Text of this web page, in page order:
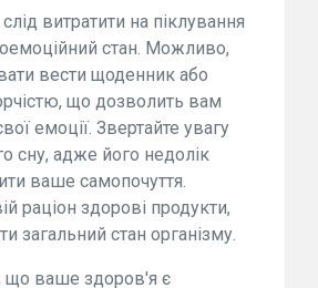
витратити на піклування
стан. Можливо,
вести щоденник або
що дозволить вам
емоції. Звертайте увагу
сну, адже його недолік
ваше самопочуття.
раціон здорові продукти,
загальний стан організму.
що ваше здоров'я є